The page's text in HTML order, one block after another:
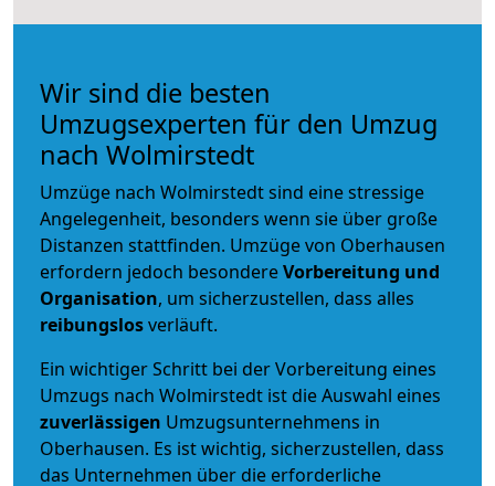
Wir sind die besten
Umzugsexperten für den Umzug
nach Wolmirstedt
Umzüge nach Wolmirstedt sind eine stressige
Angelegenheit, besonders wenn sie über große
Distanzen stattfinden. Umzüge von Oberhausen
erfordern jedoch besondereVorbereitung und
Organisation, um sicherzustellen, dass alles
reibungslosverläuft.
Ein wichtiger Schritt bei der Vorbereitung eines
Umzugs nach Wolmirstedt ist die Auswahl eines
zuverlässigen Umzugsunternehmens in
Oberhausen. Es ist wichtig, sicherzustellen, dass
das Unternehmen über die erforderliche